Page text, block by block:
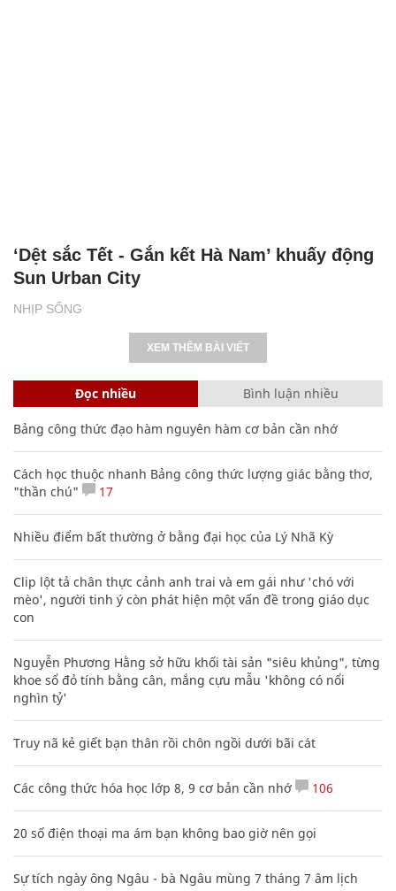
NHỊP SỐNG
‘Dệt sắc Tết - Gắn kết Hà Nam’ khuấy động
Sun Urban City
XEM THÊM BÀI VIẾT
Đọc nhiều Bình luận nhiều
Bảng công thức đạo hàm nguyên hàm cơ bản cần nhớ
Cách học thuộc nhanh Bảng công thức lượng giác bằng thơ,
"thần chú"
17
Nhiều điểm bất thường ở bằng đại học của Lý Nhã Kỳ
Clip lột tả chân thực cảnh anh trai và em gái như 'chó với
mèo', người tinh ý còn phát hiện một vấn đề trong giáo dục
con
Nguyễn Phương Hằng sở hữu khối tài sản "siêu khủng", từng
khoe sổ đỏ tính bằng cân, mắng cựu mẫu 'không có nổi
nghìn tỷ'
Truy nã kẻ giết bạn thân rồi chôn ngồi dưới bãi cát
Các công thức hóa học lớp 8, 9 cơ bản cần nhớ 106
20 số điện thoại ma ám bạn không bao giờ nên gọi
Sự tích ngày ông Ngâu - bà Ngâu mùng 7 tháng 7 âm lịch